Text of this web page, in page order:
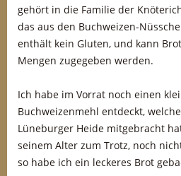
gehört in die Familie der
das aus den Buchweizen-
enthält kein Gluten, und kann
Mengen zugegeben werden.
Ich habe im Vorrat noch einen
Buchweizenmehl entdeckt,
Lüneburger Heide mitgebracht
seinem Alter zum Trotz, noch
so habe ich ein leckeres Brot